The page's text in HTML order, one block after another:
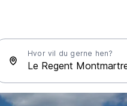
Hvor vil du gerne hen?